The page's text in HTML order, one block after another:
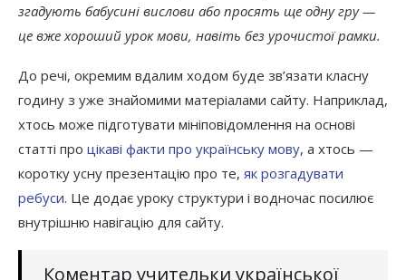
згадують бабусині вислови або просять ще одну гру —
це вже хороший урок мови, навіть без урочистої рамки.
До речі, окремим вдалим ходом буде зв’язати класну
годину з уже знайомими матеріалами сайту. Наприклад,
хтось може підготувати мініповідомлення на основі
статті про цікаві факти про українську мову, а хтось —
коротку усну презентацію про те, як розгадувати
ребуси. Це додає уроку структури і водночас посилює
внутрішню навігацію для сайту.
Коментар учительки української